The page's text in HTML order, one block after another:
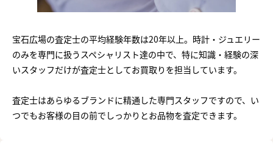
宝石広場の査定士の平均経験年数は20年以上。時計・ジュエリー
のみを専門に扱うスペシャリスト達の中で、特に知識・経験の深
いスタッフだけが査定士としてお買取りを担当しています。
査定士はあらゆるブランドに精通した専門スタッフですので、い
つでもお客様の目の前でしっかりとお品物を査定できます。